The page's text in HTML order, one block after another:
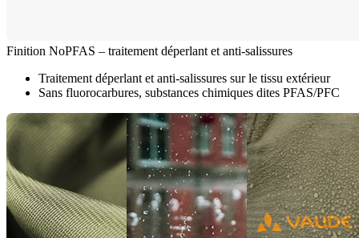
Finition NoPFAS – traitement déperlant et anti-salissures
Traitement déperlant et anti-salissures sur le tissu extérieur
Sans fluorocarbures, substances chimiques dites PFAS/PFC